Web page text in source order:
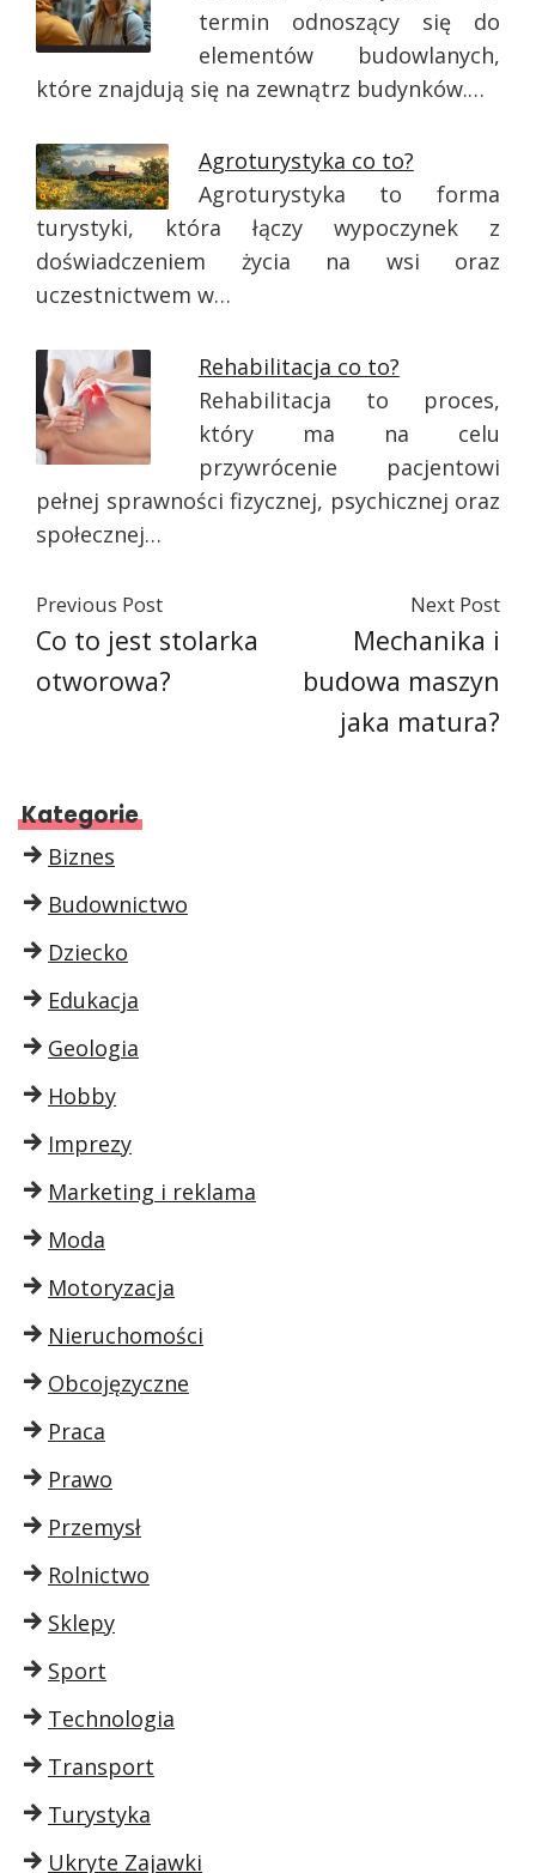
termin odnoszący się do
elementów budowlanych,
które znajdują się na zewnątrz budynków.…
Agroturystyka co to?
Agroturystyka to forma
turystyki, która łączy wypoczynek z
doświadczeniem życia na wsi oraz
uczestnictwem w…
Rehabilitacja co to?
Rehabilitacja to proces,
który ma na celu
przywrócenie pacjentowi
pełnej sprawności fizycznej, psychicznej oraz
społecznej…
Previous Post
Co to jest stolarka
otworowa?
Next Post
Mechanika i
budowa maszyn
jaka matura?
Kategorie
Biznes
Budownictwo
Dziecko
Edukacja
Geologia
Hobby
Imprezy
Marketing i reklama
Moda
Motoryzacja
Nieruchomości
Obcojęzyczne
Praca
Prawo
Przemysł
Rolnictwo
Sklepy
Sport
Technologia
Transport
Turystyka
Ukryte Zajawki